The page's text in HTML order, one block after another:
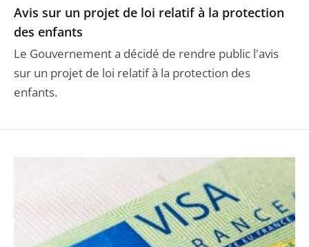
Avis sur un projet de loi relatif à la protection
des enfants
Le Gouvernement a décidé de rendre public l'avis
sur un projet de loi relatif à la protection des
enfants.